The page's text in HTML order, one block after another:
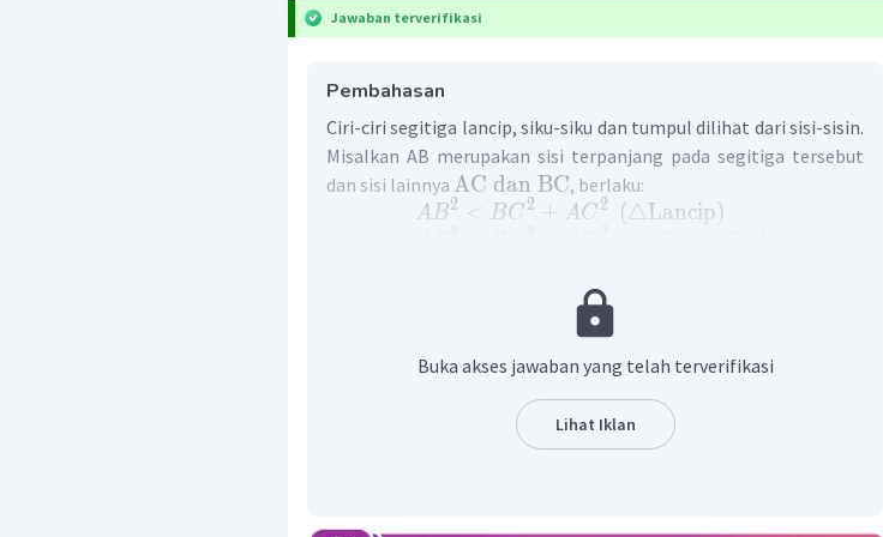
Jawaban terverifikasi
Pembahasan
Ciri-ciri segitiga lancip, siku-siku dan tumpul dilihat dari sisi-sisin.
Misalkan AB merupakan sisi terpanjang pada segitiga tersebut
dan sisi lainnya AC dan BC, berlaku:
AB2 < BC2 + AC2 (△Lancip)
Pada segitiga yang sisi-sisinya
, maka:
Dengan demikian, segitiga tersebut adalah segitiga tumpul.
Buka akses jawaban yang telah terverifikasi
Lihat Iklan